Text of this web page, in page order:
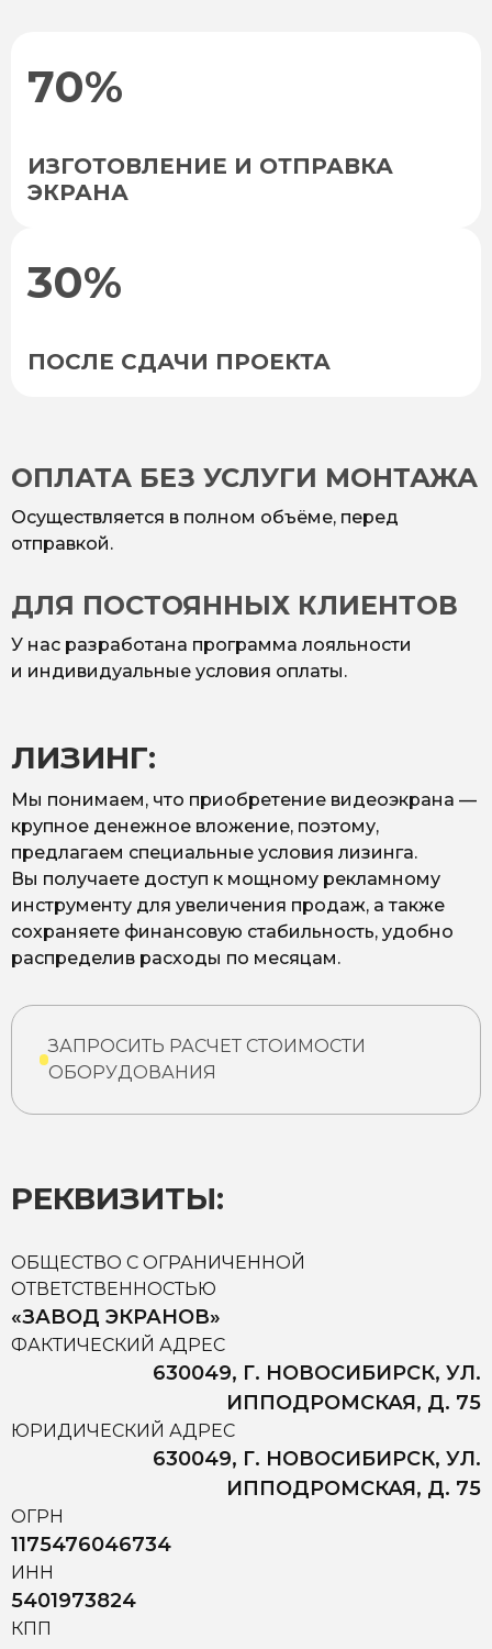
70%
ИЗГОТОВЛЕНИЕ И ОТПРАВКА
ЭКРАНА
30%
ПОСЛЕ СДАЧИ ПРОЕКТА
ОПЛАТА БЕЗ УСЛУГИ МОНТАЖА
Осуществляется в полном объёме, перед
отправкой.
ДЛЯ ПОСТОЯННЫХ КЛИЕНТОВ
У нас разработана программа лояльности
и индивидуальные условия оплаты.
ЛИЗИНГ:
Мы понимаем, что приобретение видеоэкрана —
крупное денежное вложение, поэтому,
предлагаем специальные условия лизинга.
Вы получаете доступ к мощному рекламному
инструменту для увеличения продаж, а также
сохраняете финансовую стабильность, удобно
распределив расходы по месяцам.
ЗАПРОСИТЬ РАСЧЕТ СТОИМОСТИ
ОБОРУДОВАНИЯ
РЕКВИЗИТЫ:
ОБЩЕСТВО С ОГРАНИЧЕННОЙ
ОТВЕТСТВЕННОСТЬЮ
«ЗАВОД ЭКРАНОВ»
ФАКТИЧЕСКИЙ АДРЕС
630049, Г. НОВОСИБИРСК, УЛ.
ИППОДРОМСКАЯ, Д. 75
ЮРИДИЧЕСКИЙ АДРЕС
630049, Г. НОВОСИБИРСК, УЛ.
ИППОДРОМСКАЯ, Д. 75
ОГРН
1175476046734
ИНН
5401973824
КПП